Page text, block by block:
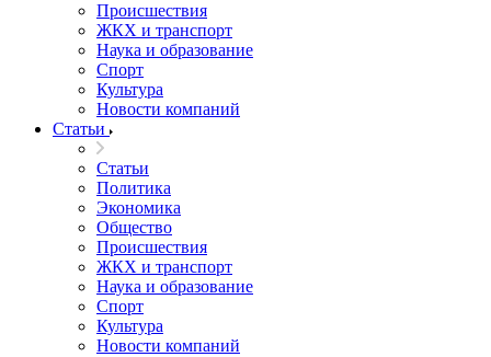
Происшествия
ЖКХ и транспорт
Наука и образование
Спорт
Культура
Новости компаний
Статьи
Статьи
Политика
Экономика
Общество
Происшествия
ЖКХ и транспорт
Наука и образование
Спорт
Культура
Новости компаний